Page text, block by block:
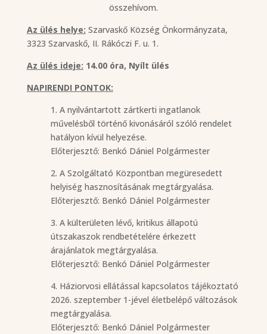
összehívom.
Az ülés helye: Szarvaskő Község Önkormányzata,
3323 Szarvaskő, II. Rákóczi F. u. 1.
Az ülés ideje: 14.00 óra, Nyílt ülés
NAPIRENDI PONTOK:
1. A nyilvántartott zártkerti ingatlanok
művelésből történő kivonásáról szóló rendelet
hatályon kívül helyezése.
Előterjesztő: Benkó Dániel Polgármester
2. A Szolgáltató Központban megüresedett
helyiség hasznosításának megtárgyalása.
Előterjesztő: Benkó Dániel Polgármester
3. A külterületen lévő, kritikus állapotú
útszakaszok rendbetételére érkezett
árajánlatok megtárgyalása.
Előterjesztő: Benkó Dániel Polgármester
4. Háziorvosi ellátással kapcsolatos tájékoztató
2026. szeptember 1-jével életbelépő változások
megtárgyalása.
Előterjesztő: Benkó Dániel Polgármester